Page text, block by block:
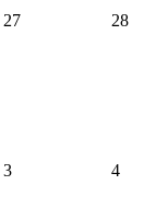
27 28
3
4